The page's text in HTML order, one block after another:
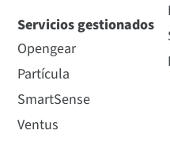
Servicios gestionados
Opengear
Partícula
SmartSense
Ventus